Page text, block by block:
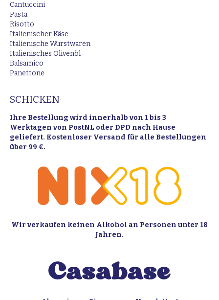
Cantuccini
Pasta
Risotto
Italienischer Käse
Italienische Wurstwaren
Italienisches Olivenöl
Balsamico
Panettone
SCHICKEN
Ihre Bestellung wird innerhalb von 1 bis 3
Werktagen von PostNL oder DPD nach Hause
geliefert. Kostenloser Versand für alle Bestellungen
über 99 €.
Wir verkaufen keinen Alkohol an Personen unter 18
Jahren.